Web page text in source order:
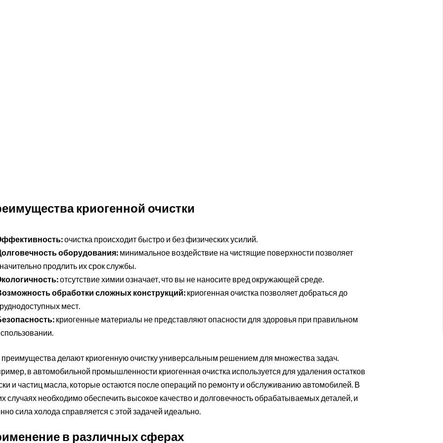
криогенной очистки
очистка происходит быстро и без физических усилий.
оборудования: минимальное воздействие на чистящие поверхности позволяет
продлить их срок службы.
отсутствие химии означает, что вы не наносите вред окружающей среде.
обработки сложных конструкций: криогенная очистка позволяет добраться до
мест.
криогенные материалы не представляют опасности для здоровья при правильном
делают криогенную очистку универсальным решением для множества задач.
в автомобильной промышленности криогенная очистка используется для удаления остатков
и частиц масла, которые остаются после операций по ремонту и обслуживанию автомобилей. В
случаях необходимо обеспечить высокое качество и долговечность обрабатываемых деталей, и
сила холода справляется с этой задачей идеально.
в различных сферах